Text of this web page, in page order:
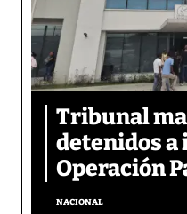
Tribunal
detenidos a
Operación
NACIONAL